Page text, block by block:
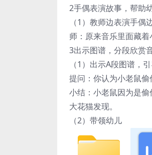
2手偶表演故事，帮助
（1）教师边表演手偶
师：原来音乐里面藏着
3出示图谱，分段欣赏
（1）出示A段图谱，
提问：你认为小老鼠
小结：小老鼠因为是
大花猫发现。
（2）带领幼儿